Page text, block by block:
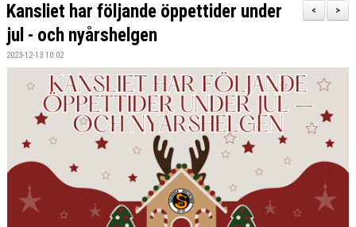
DOKUMENT
KONTAKT
BILDGALLERI
ÅRSHJUL
>
<
Kansliet har följande öppettider under
jul - och nyårshelgen
2023-12-13 10:02